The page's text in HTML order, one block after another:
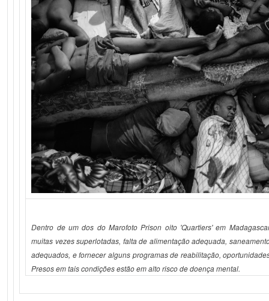
Dentro de um dos do Marofoto Prison oito 'Quartiers' em
muitas vezes superlotadas, falta de alimentação adequada,
adequados, e fornecer alguns programas de reabilitação,
Presos em tais condições estão em alto risco dedoença mental.